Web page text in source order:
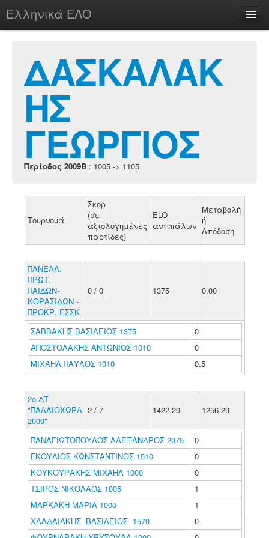
Ελληνικά ΕΛΟ
chesstu.be @ discord
Login
ΔΑΣΚΑΛΑΚ
ΗΣ
ΓΕΩΡΓΙΟΣ
Περίοδος 2009B : 1005 -> 1105
Τουρνουά
Σκορ
(σε
αξιολογημένες
παρτίδες)
ELO
αντιπάλων
Μεταβολή
ή
Απόδοση
ΠΑΝΕΛΛ.
ΠΡΩΤ.
ΠΑΙΔΩΝ-
ΚΟΡΑΣΙΔΩΝ -
ΠΡΟΚΡ. ΕΣΣΚ
0 / 0 1375 0.00
ΣΑΒΒΑΚΗΣ ΒΑΣΙΛΕΙΟΣ 1375
0
ΑΠΟΣΤΟΛΑΚΗΣ ΑΝΤΩΝΙΟΣ 1010
0
ΜΙΧΑΗΛ ΠΑΥΛΟΣ 1010
0.5
2ο ΔΤ
"ΠΑΛΑΙΟΧΩΡΑ
2009"
2 / 7 1422.29 1256.29
ΠΑΝΑΓΙΩΤΟΠΟΥΛΟΣ ΑΛΕΞΑΝΔΡΟΣ 2075
0
ΓΚΟΥΛΙΟΣ ΚΩΝΣΤΑΝΤΙΝΟΣ 1510
0
ΚΟΥΚΟΥΡΑΚΗΣ ΜΙΧΑΗΛ 1000
0
ΤΣΙΡΟΣ ΝΙΚΟΛΑΟΣ 1005
1
ΜΑΡΚΑΚΗ ΜΑΡΙΑ 1000
1
ΧΑΛΔΑΙΑΚΗΣ ΒΑΣΙΛΕΙΟΣ 1570
0